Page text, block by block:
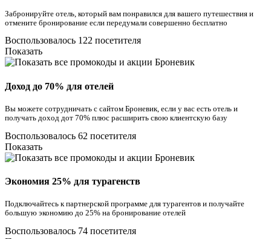
Забронируйте отель, который вам понравился для вашего путешествия и
отмените бронирование если передумали совершенно бесплатно
Воспользовалось 122 посетителя
Показать
Доход до 70% для отелей
Вы можете сотрудничать с сайтом Броневик, если у вас есть отель и
получать доход дот 70% плюс расширить свою клиентскую базу
Воспользовалось 62 посетителя
Показать
Экономия 25% для турагенств
Подключайтесь к партнерской программе для турагентов и получайте
большую экономию до 25% на бронирование отелей
Воспользовалось 74 посетителя